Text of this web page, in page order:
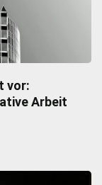
vor:
Arbeit